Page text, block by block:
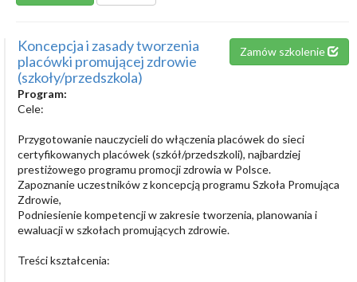
Koncepcja i zasady tworzenia
placówki promującej zdrowie
(szkoły/przedszkola)
Zamów szkolenie
Program:
Cele:
Przygotowanie nauczycieli do włączenia placówek do sieci
certyfikowanych placówek (szkół/przedszkoli), najbardziej
prestiżowego programu promocji zdrowia w Polsce.
Zapoznanie uczestników z koncepcją programu Szkoła Promująca
Zdrowie,
Podniesienie kompetencji w zakresie tworzenia, planowania i
ewaluacji w szkołach promujących zdrowie.
Treści kształcenia: